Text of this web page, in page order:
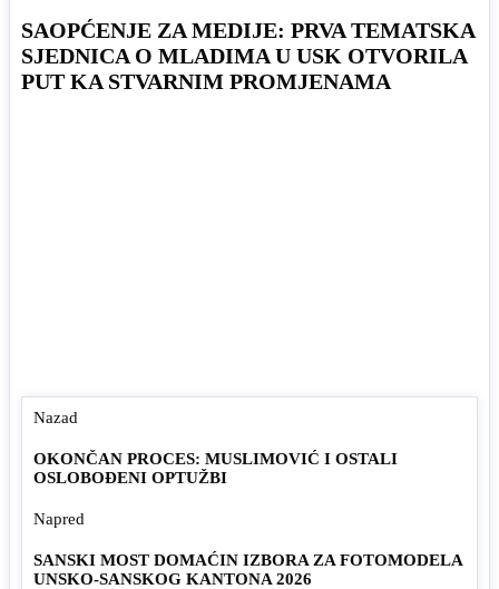
SAOPĆENJE ZA MEDIJE: PRVA TEMATSKA
SJEDNICA O MLADIMA U USK OTVORILA
PUT KA STVARNIM PROMJENAMA
Nazad
OKONČAN PROCES: MUSLIMOVIĆ I OSTALI
OSLOBOĐENI OPTUŽBI
Napred
SANSKI MOST DOMAĆIN IZBORA ZA FOTOMODELA
UNSKO-SANSKOG KANTONA 2026